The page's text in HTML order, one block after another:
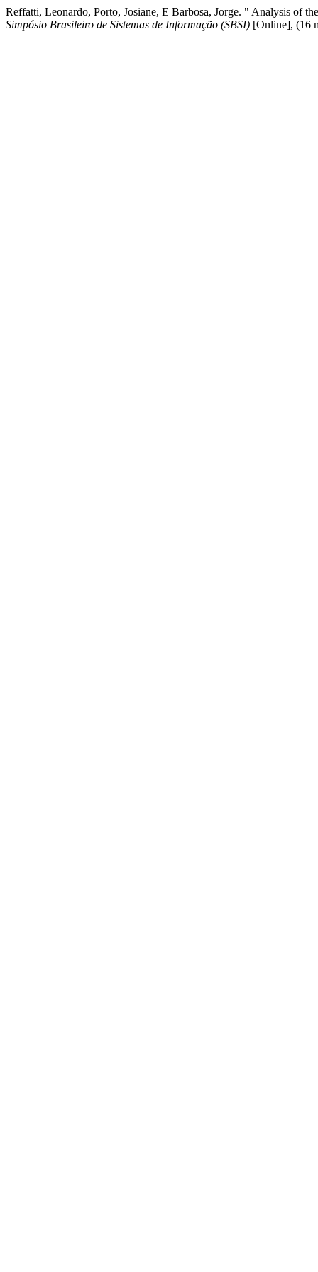
Reffatti, Leonardo, Porto, Josiane, E Barbosa, Jorge. " Analysis of
Simpósio Brasileiro de Sistemas de Informação (SBSI) [Online], (16